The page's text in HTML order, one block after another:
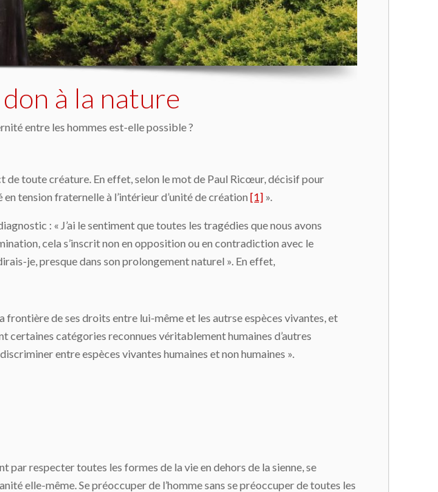
à la nature
entre les hommes est-elle possible ?
de toute créature. En effet, selon le mot de Paul Ricœur, décisif pour
tension fraternelle à l’intérieur d’unité de création [1] ».
: « J’ai le sentiment que toutes les tragédies que nous avons
cela s’inscrit non en opposition ou en contradiction avec le
je, presque dans son prolongement naturel ». En effet,
frontière de ses droits entre lui-même et les autrse espèces vivantes, et
certaines catégories reconnues véritablement humaines d’autres
entre espèces vivantes humaines et non humaines ».
respecter toutes les formes de la vie en dehors de la sienne, se
elle-même. Se préoccuper de l’homme sans se préoccuper de toutes les